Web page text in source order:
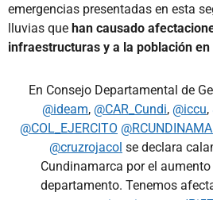
emergencias presentadas en esta
lluvias que han causado
infraestructuras y a la población en
En Consejo Departamental de
@ideam, @CAR_Cundi, @iccu,
@COL_EJERCITO
@cruzrojacol se declara
Cundinamarca por el
departamento. Tenemos